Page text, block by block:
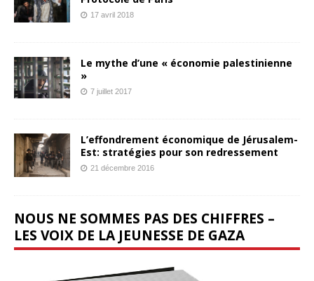
17 avril 2018
Le mythe d’une « économie palestinienne
»
7 juillet 2017
L’effondrement économique de Jérusalem-
Est: stratégies pour son redressement
21 décembre 2016
NOUS NE SOMMES PAS DES CHIFFRES –
LES VOIX DE LA JEUNESSE DE GAZA